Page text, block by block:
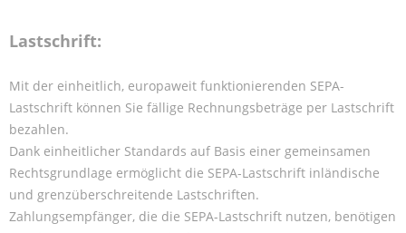
Lastschrift:
Mit der einheitlich, europaweit funktionierenden SEPA-
Lastschrift können Sie fällige Rechnungsbeträge per Lastschrift
bezahlen.
Dank einheitlicher Standards auf Basis einer gemeinsamen
Rechtsgrundlage ermöglicht die SEPA-Lastschrift inländische
und grenzüberschreitende Lastschriften.
Zahlungsempfänger, die die SEPA-Lastschrift nutzen, benötigen